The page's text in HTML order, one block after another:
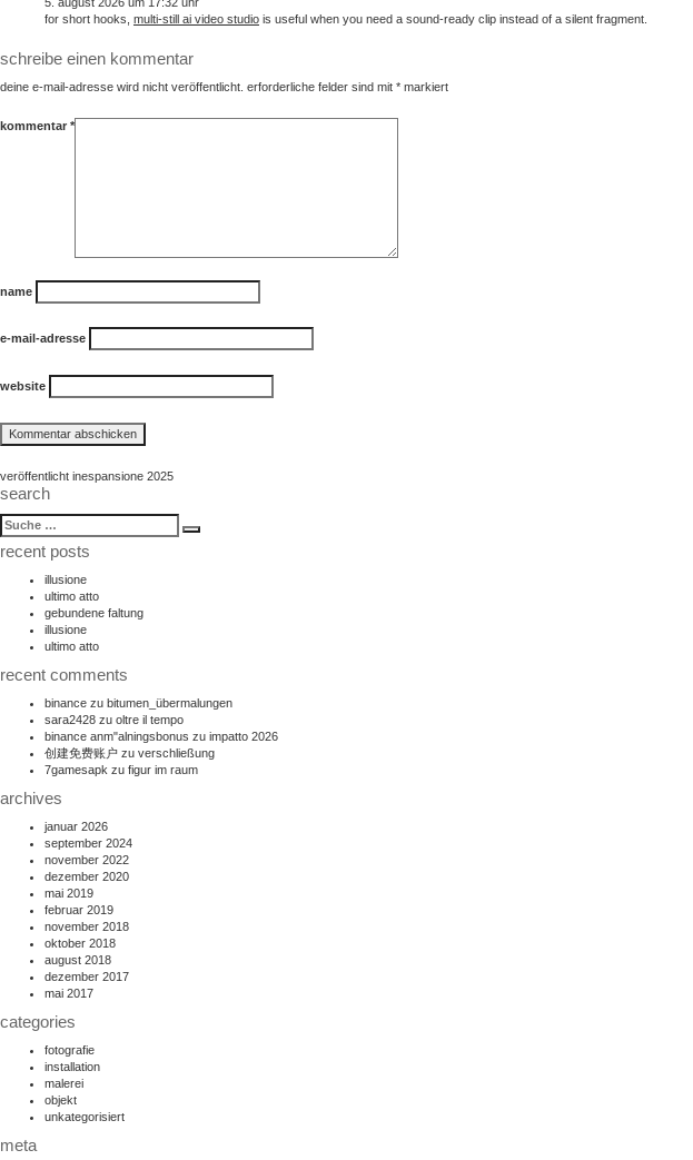
for short hooks, multi-still ai video studio is useful when you need a sound-ready clip instead of a silent fragment.
schreibe einen kommentar
deine e-mail-adresse wird nicht veröffentlicht. erforderliche felder sind mit * markiert
kommentar *
name
e-mail-adresse
website
beitragsnavigation
veröffentlicht inespansione 2025
search
suche
nach:
Suche
recent posts
illusione
ultimo atto
gebundene faltung
illusione
ultimo atto
recent comments
binance zu bitumen_übermalungen
sara2428 zu oltre il tempo
binance anm"alningsbonus zu impatto 2026
创建免费账户 zu verschließung
7gamesapk zu figur im raum
archives
januar 2026
september 2024
november 2022
dezember 2020
mai 2019
februar 2019
november 2018
oktober 2018
august 2018
dezember 2017
mai 2017
categories
fotografie
installation
malerei
objekt
unkategorisiert
meta